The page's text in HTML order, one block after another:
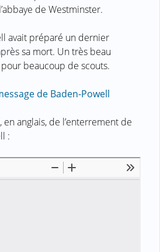
de Westminster.
avait préparé un dernier
sa mort. Un très beau
beaucoup de scouts.
de Baden-Powell
anglais, de l’enterrement de
: